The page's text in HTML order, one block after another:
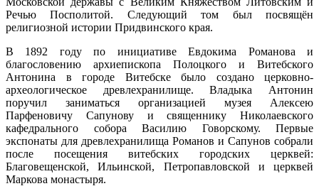
Речью Посполитой. Следующий том был посвящён
религиозной истории Придвинского края.
В 1892 году по инициативе Евдокима Романова и
благословению архиепископа Полоцкого и Витебского
Антонина в городе Витебске было создано церковно-
археологическое древлехранилище. Владыка Антонин
поручил заниматься организацией музея Алексею
Парфеновичу Сапунову и священнику Николаевского
кафедрального собора Василию Говорскому. Первые
экспонаты для древлехранилища Романов и Сапунов собрали
после посещения витебских городских церквей:
Благовещенской, Ильинской, Петропавловской и церквей
Маркова монастыря.